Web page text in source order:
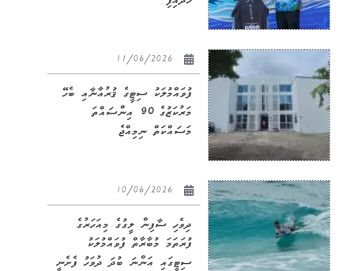
ފުވައްމުލަކު ސިޓީގެ ޤުރުއާނާއި ބެހޭ
މަރުކަޒުގެ 90 އިންސައްތަ
މަސައްކަތް ނިމިއްޖެ
ދިވެހި ސާފިން ލީގުގެ މިއަހަރުގެ
ފުރަތަމަ މުބާރާތް ފުވައްމުލަކު
ސިޓީގައި އަންނަ ބުދަ ދުވަހު ފެށެނީ